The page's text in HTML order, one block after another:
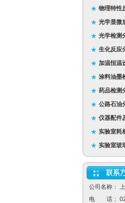
物理特性
光学显微
光学检测
生化反应
加温恒温
涂料油墨
药品检测
公路石油
仪器配件
实验室耗
实验室玻
公司名称：
电 话：